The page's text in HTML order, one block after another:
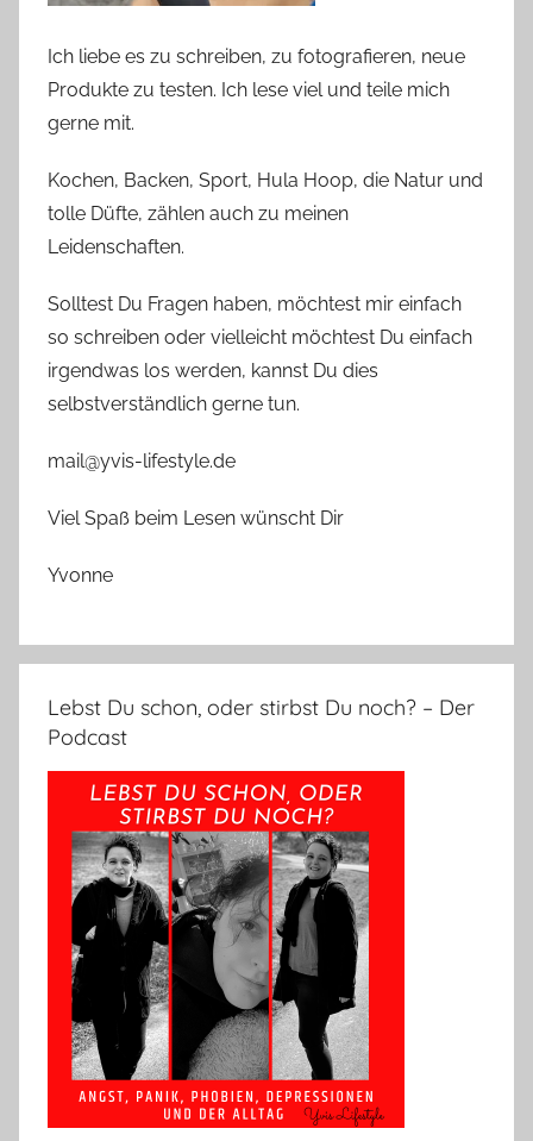
Ich liebe es zu schreiben, zu fotografieren, neue
Produkte zu testen. Ich lese viel und teile mich
gerne mit.
Kochen, Backen, Sport, Hula Hoop, die Natur und
tolle Düfte, zählen auch zu meinen
Leidenschaften.
Solltest Du Fragen haben, möchtest mir einfach
so schreiben oder vielleicht möchtest Du einfach
irgendwas los werden, kannst Du dies
selbstverständlich gerne tun.
mail@yvis-lifestyle.de
Viel Spaß beim Lesen wünscht Dir
Yvonne
Lebst Du schon, oder stirbst Du noch? – Der
Podcast